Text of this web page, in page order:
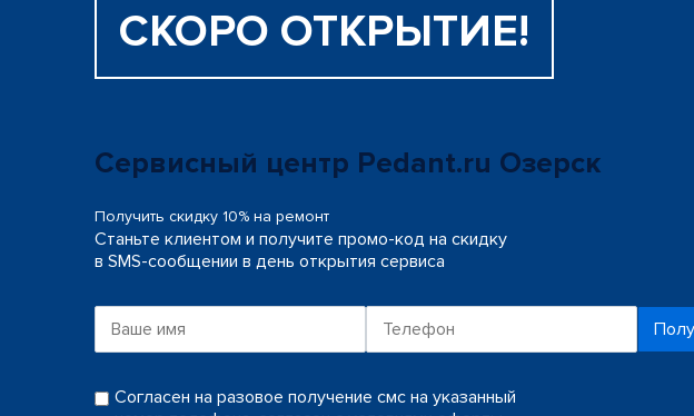
СКОРО ОТКРЫТИЕ!
Сервисный центр Pedant.ru Озерск
Получить скидку 10% на ремонт
Станьте клиентом и получите промо-код на скидку
в SMS-сообщении в день открытия сервиса
Согласен на разовое получение смс на указанный